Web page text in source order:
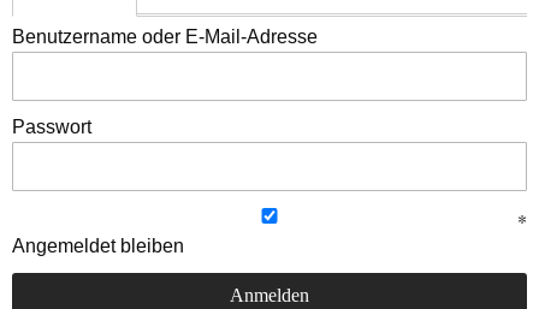
Benutzername oder E-Mail-Adresse
Passwort
Angemeldet bleiben